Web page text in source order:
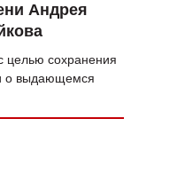
Андрея
целью сохранения
о выдающемся